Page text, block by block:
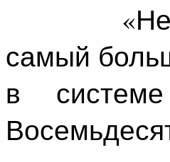
самый
в